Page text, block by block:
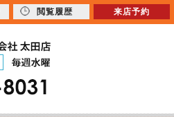
閲覧履歴 来店予約